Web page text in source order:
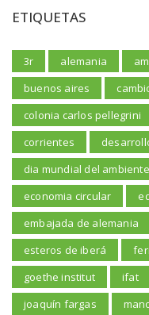
ETIQUETAS
3r alemania
buenos aires
colonia carlos pellegrini
corrientes
dia mundial del ambiente
economia circular
embajada de alemania
esteros de iberá
goethe institut
ifat
joaquín fargas